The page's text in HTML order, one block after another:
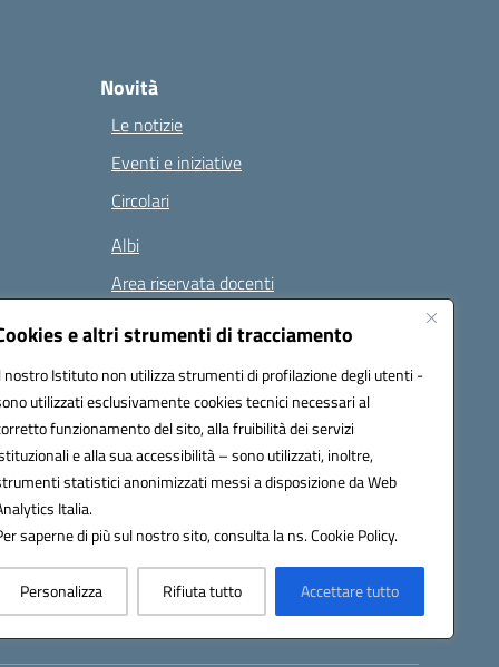
e altri strumenti di tracciamento
nostro Istituto non utilizza strumenti di profilazione degli utenti -
utilizzati esclusivamente cookies tecnici necessari al
funzionamento del sito, alla fruibilità dei servizi
e alla sua accessibilità – sono utilizzati, inoltre,
statistici anonimizzati messi a disposizione da Web
Italia.
saperne di più sul nostro sito, consulta la ns. Cookie Policy.
Personalizza Rifiuta tutto Accettare tutto
Novità
Le notizie
Eventi e iniziative
Circolari
Albi
Area riservata docenti
Modulistica
naee32300a@pec.istruzione.it